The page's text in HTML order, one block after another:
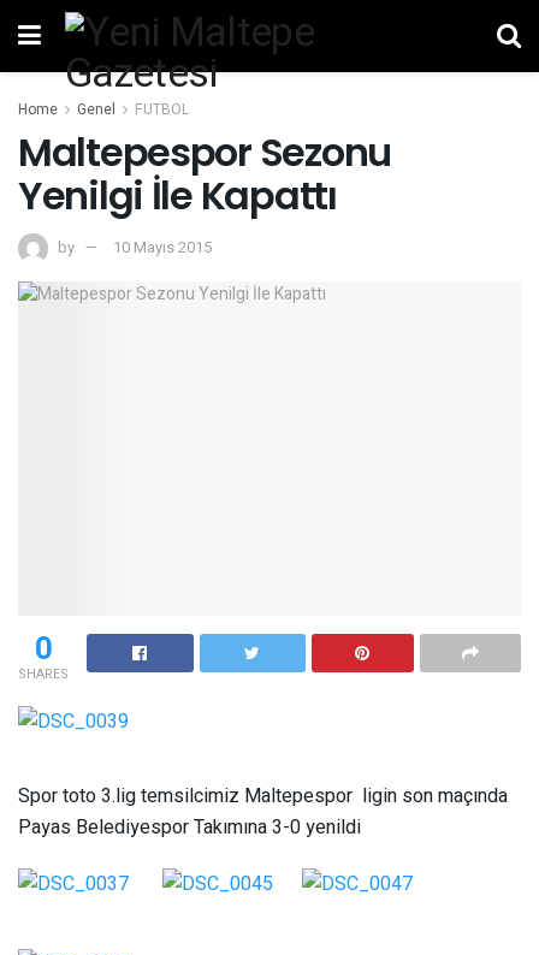
Home Genel FUTBOL
Maltepespor Sezonu
Yenilgi İle Kapattı
by 10 Mayıs 2015
0
SHARES
Spor toto 3.lig temsilcimiz Maltepespor ligin son maçında
Payas Belediyespor Takımına 3-0 yenildi